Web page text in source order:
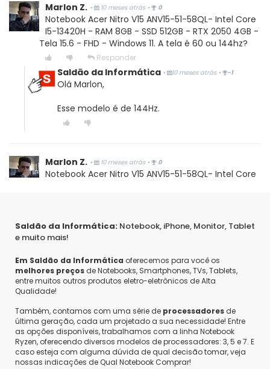
Escrever avaliação...
Marlon Z. • 10 meses atrás • 0
Notebook Acer Nitro V15 ANV15-51-58QL- Intel Core
I5-13420H - RAM 8GB - SSD 512GB - RTX 2050 4GB -
Tela 15.6 - FHD - Windows 11. A tela é 60 ou 144hz?
Responder
Saldão da Informática • 10 meses atrás • -1
Olá Marlon,
Esse modelo é de 144Hz.
Marlon Z. • 10 meses atrás • 0
Notebook Acer Nitro V15 ANV15-51-58QL- Intel Core
Responder
Saldão da Informática
Esse modelo é de 144Hz.
Marlon Z. • 10 meses atrás• 0
A tela é 60 ou 144hz?
Responder
Saldão da Informática: Notebook, iPhone, Monitor, Tablet
e muito mais!
Em Saldão da Informática oferecemos para você os
melhores preços de Notebooks, Smartphones, TVs, Tablets,
entre muitos outros produtos eletro-eletrônicos de Alta
Qualidade!
Também, contamos com uma série de processadores de
última geração, cada um projetado a sua necessidade! Entre
as opções disponíveis, trabalhamos com a linha Notebook
Ryzen, oferecendo diversos modelos de processadores: 3, 5 e 7. E
caso esteja com alguma dúvida de qual decisão tomar, veja
nossas indicações de Qual Notebook Comprar!